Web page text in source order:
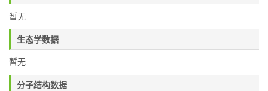
暂无
生态学数据
暂无
分子结构数据